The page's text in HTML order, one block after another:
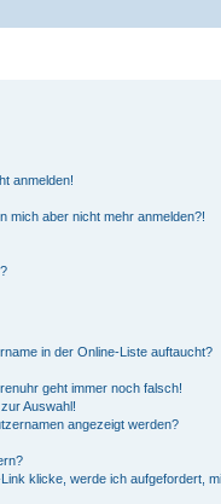
anmelden!
mich aber nicht mehr anmelden?!
in der Online-Liste auftaucht?
geht immer noch falsch!
Auswahl!
angezeigt werden?
klicke, werde ich aufgefordert,